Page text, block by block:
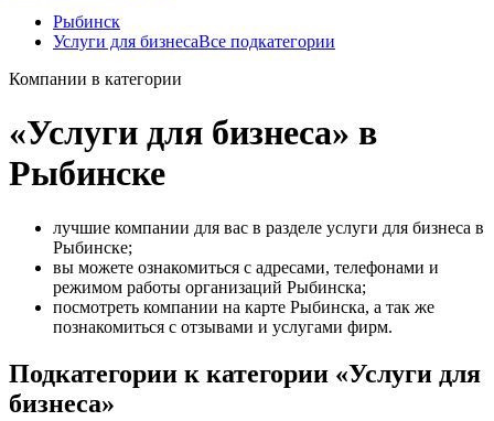
Рыбинск
Услуги для бизнесаВсе подкатегории
Компании в категории
«Услуги для бизнеса» в
Рыбинске
лучшие компании для вас в разделе услуги для бизнеса в
Рыбинске;
вы можете ознакомиться с адресами, телефонами и
режимом работы организаций Рыбинска;
посмотреть компании на карте Рыбинска, а так же
познакомиться с отзывами и услугами фирм.
Подкатегории к категории «Услуги для
бизнеса»